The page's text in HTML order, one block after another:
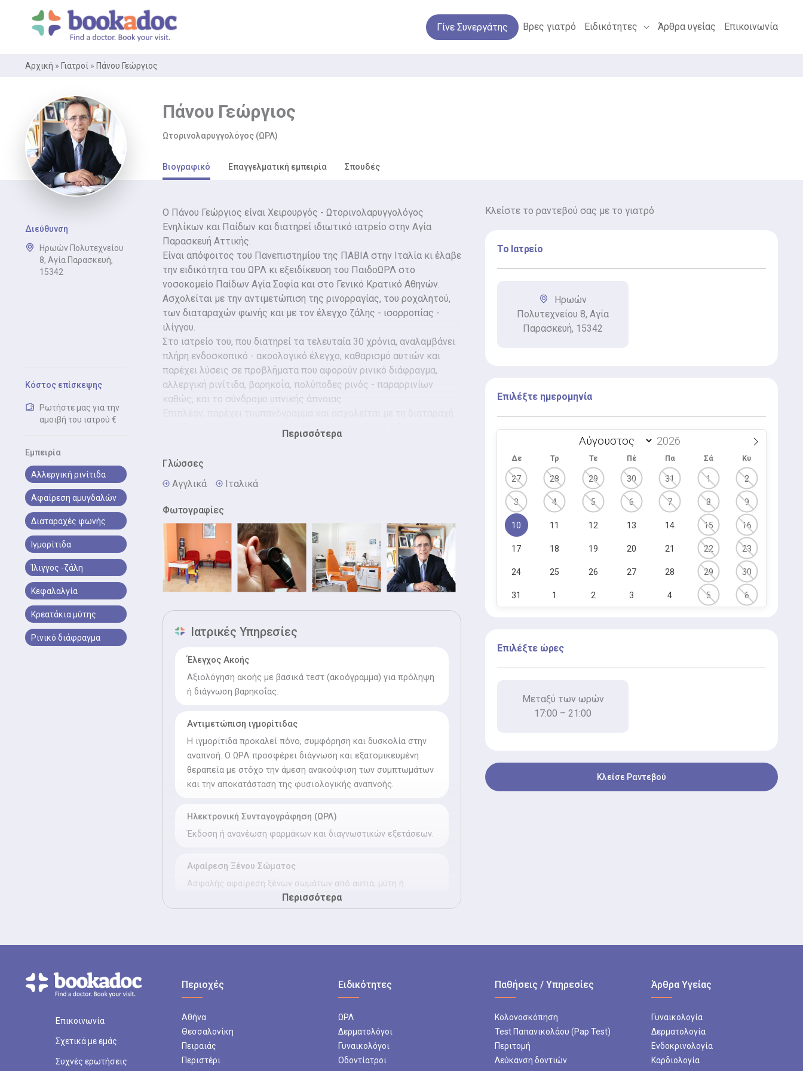
περιεχόμενο
Γίνε Συνεργάτης Βρες γιατρό Ειδικότητες Άρθρα υγείας Επικοινωνία
Αρχική » Γιατροί » Πάνου Γεώργιος
Πάνου Γεώργιος
Ωτορινολαρυγγολόγος (ΩΡΛ)
Διεύθυνση
Ηρωών Πολυτεχνείου
8, Αγία Παρασκευή,
15342
Κόστος επίσκεψης
Ρωτήστε μας για την
αμοιβή του ιατρού €
Εμπειρία
Αλλεργική ρινίτιδα
Αφαίρεση αμυγδαλών
Διαταραχές φωνής
Ιγμορίτιδα
Ίλιγγος -ζάλη
Κεφαλαλγία
Κρεατάκια μύτης
Ρινικό διάφραγμα
Βιογραφικό Επαγγελματική εμπειρία Σπουδές
Ο Πάνου Γεώργιος είναι Χειρουργός - Ωτορινολαρυγγολόγος
Ενηλίκων και Παίδων και διατηρεί ιδιωτικό ιατρείο στην Αγία
Παρασκευή Αττικής.
Είναι απόφοιτος του Πανεπιστημίου της ΠΑΒΙΑ στην Ιταλία κι έλαβε
την ειδικότητα του ΩΡΛ κι εξειδίκευση του ΠαιδοΩΡΛ στο
νοσοκομείο Παίδων Αγία Σοφία και στο Γενικό Κρατικό Αθηνών.
Ασχολείται με την αντιμετώπιση της ρινορραγίας, του ροχαλητού,
των διαταραχών φωνής και με τον έλεγχο ζάλης - ισορροπίας -
ιλίγγου.
Στο ιατρείο του, που διατηρεί τα τελευταία 30 χρόνια, αναλαμβάνει
πλήρη ενδοσκοπικό - ακοολογικό έλεγχο, καθαρισμό αυτιών και
παρέχει λύσεις σε προβλήματα που αφορούν ρινικό διάφραγμα,
αλλεργική ρινίτιδα, βαρηκοΐα, πολύποδες ρινός - παραρρινίων
καθώς, και το σύνδρομο υπνικής άπνοιας.
φωνής, κατάποσης και με τη λαρυγγοφαρυγγική παλινδρόμηση.
Ακόμα, αναλαμβάνει ενδοσκοπικό έλεγχο ρινός, φάρυγγα, λάρυγγα
βεβαίωση για δίπλωμα οδήγησης.
Περισσότερα
Γλώσσες
Αγγλικά
Iταλικά
Φωτογραφίες
Ιατρικές Υπηρεσίες
Έλεγχος Ακοής
Αξιολόγηση ακοής με βασικά τεστ (ακοόγραμμα) για πρόληψη
ή διάγνωση βαρηκοΐας.
Αντιμετώπιση ιγμορίτιδας
Η ιγμορίτιδα προκαλεί πόνο, συμφόρηση και δυσκολία στην
αναπνοή. Ο ΩΡΛ προσφέρει διάγνωση και εξατομικευμένη
θεραπεία με στόχο την άμεση ανακούφιση των συμπτωμάτων
και την αποκατάσταση της φυσιολογικής αναπνοής.
Ηλεκτρονική Συνταγογράφηση (ΩΡΛ)
Έκδοση ή ανανέωση φαρμάκων και διαγνωστικών εξετάσεων.
Αφαίρεση Ξένου Σώματος
Ασφαλής αφαίρεση ξένων σωμάτων από αυτιά, μύτη ή
Κλινικός έλεγχος αυτιών, μύτης και λάρυγγα με συζήτηση
Αξιολόγηση ανατομικών εμποδίων που μπορεί να προκαλούν
ροχαλητό (π.χ. υπερτροφικές αμυγδαλές, μακρύς
ουρανίσκος).
Περισσότερα
Κλείστε το ραντεβού σας με το γιατρό
Το Ιατρείο
Ηρωών
Πολυτεχνείου 8, Αγία
Παρασκευή, 15342
Επιλέξτε ημερομηνία
Δε Τρ Τε Πέ Πα Σά Κυ
27 28 29 30 31 1 2
3 4 5 6 7 8 9
10 11 12 13 14 15 16
17 18 19 20 21 22 23
24 25 26 27 28 29 30
31 1 2 3 4 5 6
Επιλέξτε ώρες
Μεταξύ των ωρών
17:00 – 21:00
Κλείσε Ραντεβού
Επικοινωνία
Σχετικά με εμάς
Συχνές ερωτήσεις
Περιοχές
Αθήνα
Θεσσαλονίκη
Πειραιάς
Περιστέρι
Ειδικότητες
ΩΡΛ
Δερματολόγοι
Γυναικολόγοι
Οδοντίατροι
Παθήσεις / Υπηρεσίες
Κολονοσκόπηση
Test Παπανικολάου (Pap Test)
Περιτομή
Λεύκανση δοντιών
Άρθρα Υγείας
Γυναικολογία
Δερματολογία
Ενδοκρινολογία
Καρδιολογία